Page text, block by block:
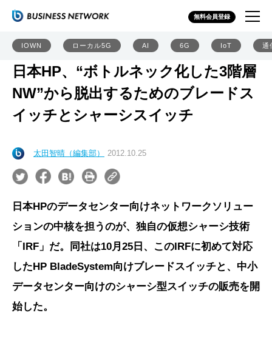
無料会員登録
IOWN ローカル5G AI 6G IoT 通
日本HP、“ボトルネック化した3階層
NW”から脱出するためのブレードス
イッチとシャーシスイッチ
太田智晴（編集部） 2012.10.25
日本HPのデータセンター向けネットワークソリュー
ションの中核を担うのが、独自の仮想シャーシ技術
「IRF」だ。同社は10月25日、このIRFに初めて対応
したHP BladeSystem向けブレードスイッチと、中小
データセンター向けのシャーシ型スイッチの販売を開
始した。